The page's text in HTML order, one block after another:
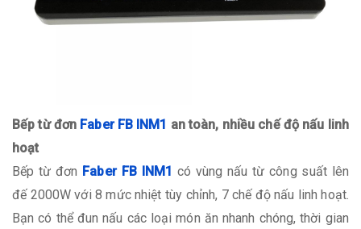
Bếp từ đơn Faber FB INM1 an toàn, nhiều chế độ nấu linh
hoạt
Bếp từ đơn Faber FB INM1 có vùng nấu từ công suất lên
đế 2000W với 8 mức nhiệt tùy chỉnh, 7 chế độ nấu linh hoạt.
Bạn có thể đun nấu các loại món ăn nhanh chóng, thời gian